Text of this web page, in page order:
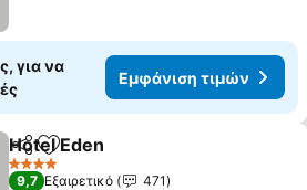
για να
Εμφάνιση τιμών
Κοινοποίηση
Προσθήκη στα αγαπημένα
Hotel Eden
4 Αστέρια
9,7 Εξαιρετικό
471